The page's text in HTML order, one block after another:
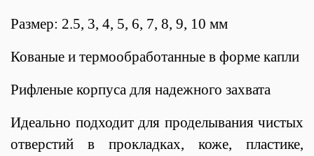
Размер: 2.5, 3, 4, 5, 6, 7, 8, 9, 10 мм
Кованые и термообработанные в форме капли
Рифленые корпуса для надежного захвата
Идеально подходит для проделывания чистых
отверстий в прокладках, коже, пластике,